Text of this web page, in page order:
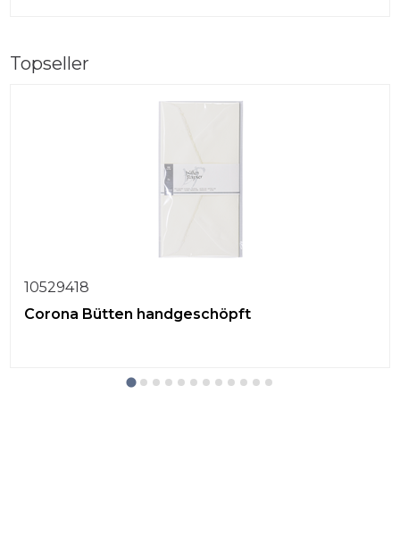
Topseller
10529418
Corona Bütten handgeschöpft